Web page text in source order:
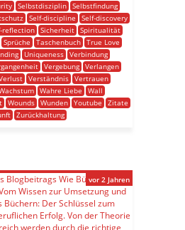
Selbstdisziplin
Selbstfindung
Self-discipline
Self-discovery
reflection Sicherheit
Spiritualität
Sprüche Taschenbuch True Love
Uniqueness
Verbindung
Vergebung Verlangen
Verständnis Vertrauen
Wahre Liebe
Wall
Wounds Wunden Youtube
Zitate
Zurückhaltung
vor 2 Jahren